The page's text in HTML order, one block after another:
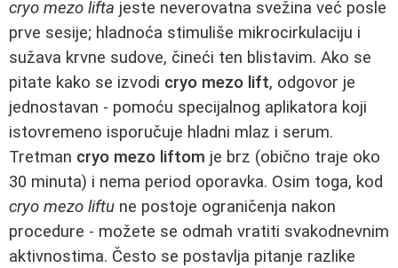
cryo mezo lifta jeste neverovatna svežina već posle
prve sesije; hladnoća stimuliše mikrocirkulaciju i
sužava krvne sudove, čineći ten blistavim. Ako se
pitate kako se izvodi cryo mezo lift, odgovor je
jednostavan - pomoću specijalnog aplikatora koji
istovremeno isporučuje hladni mlaz i serum.
Tretman cryo mezo liftom je brz (obično traje oko
30 minuta) i nema period oporavka. Osim toga, kod
cryo mezo liftu ne postoje ograničenja nakon
procedure - možete se odmah vratiti svakodnevnim
aktivnostima. Često se postavlja pitanje razlike